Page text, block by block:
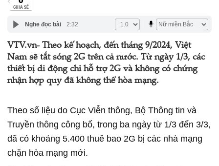
CHIA SẺ
Nghe đọc bài 2:32
VTV.vn- Theo kế hoạch, đến tháng 9/2024, Việt
Nam sẽ tắt sóng 2G trên cả nước. Từ ngày 1/3, các
thiết bị di động chỉ hỗ trợ 2G và không có chứng
nhận hợp quy đã không thể hòa mạng.
Theo số liệu do Cục Viễn thông, Bộ Thông tin và
Truyền thông công bố, trong ba ngày từ 1/3 đến 3/3,
đã có khoảng 5.400 thuê bao 2G bị các nhà mạng
chặn hòa mạng mới.